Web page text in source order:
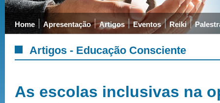
Home Apresentação Artigos Eventos Reiki
Artigos - Educação Consciente
As escolas inclusivas na